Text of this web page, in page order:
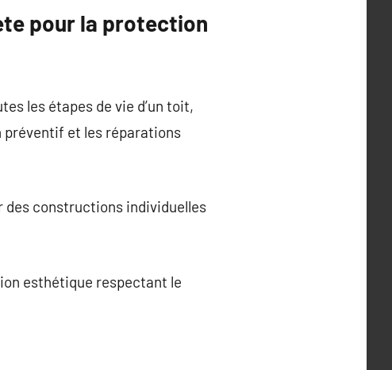
pour la protection
les étapes de vie d’un toit,
préventif et les réparations
des constructions individuelles
esthétique respectant le